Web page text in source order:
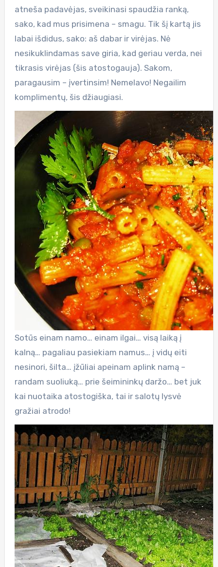
atneša padavėjas, sveikinasi spaudžia ranką,
sako, kad mus prisimena – smagu. Tik šį kartą jis
labai išdidus, sako: aš dabar ir virėjas. Nė
nesikuklindamas save giria, kad geriau verda, nei
tikrasis virėjas (šis atostogauja). Sakom,
paragausim – įvertinsim! Nemelavo! Negailim
komplimentų, šis džiaugiasi.
Sotūs einam namo… einam ilgai… visą laiką į
kalną… pagaliau pasiekiam namus… į vidų eiti
nesinori, šilta… įžūliai apeinam aplink namą –
randam suoliuką… prie šeimininkų daržo… bet juk
kai nuotaika atostogiška, tai ir salotų lysvė
gražiai atrodo!